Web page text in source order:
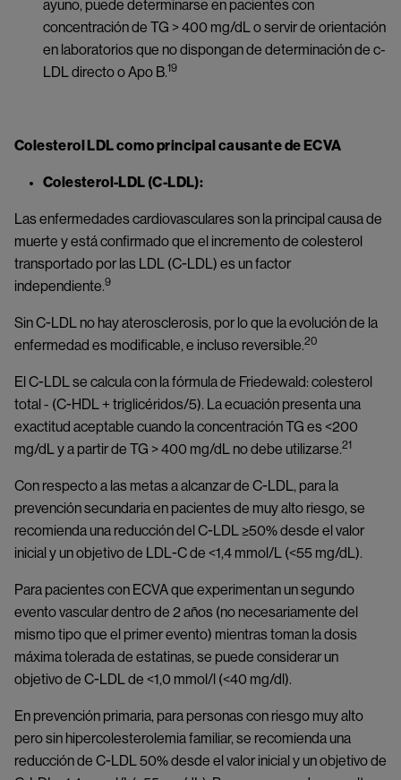
ayuno, puede determinarse en pacientes con
concentración de TG > 400 mg/dL o servir de orientación
en laboratorios que no dispongan de determinación de c-
LDL directo o Apo B.19
Colesterol LDL como principal causante de ECVA
Colesterol-LDL (C-LDL):
Las enfermedades cardiovasculares son la principal causa de
muerte y está confirmado que el incremento de colesterol
transportado por las LDL (C-LDL) es un factor
independiente.9
Sin C-LDL no hay aterosclerosis, por lo que la evolución de la
enfermedad es modificable, e incluso reversible.20
El C-LDL se calcula con la fórmula de Friedewald: colesterol
total - (C-HDL + triglicéridos/5). La ecuación presenta una
exactitud aceptable cuando la concentración TG es <200
mg/dL y a partir de TG > 400 mg/dL no debe utilizarse.21
Con respecto a las metas a alcanzar de C-LDL, para la
prevención secundaria en pacientes de muy alto riesgo, se
recomienda una reducción del C-LDL ≥50% desde el valor
inicial y un objetivo de LDL-C de <1,4 mmol/L (<55 mg/dL).
Para pacientes con ECVA que experimentan un segundo
evento vascular dentro de 2 años (no necesariamente del
mismo tipo que el primer evento) mientras toman la dosis
máxima tolerada de estatinas, se puede considerar un
objetivo de C-LDL de <1,0 mmol/l (<40 mg/dl).
En prevención primaria, para personas con riesgo muy alto
pero sin hipercolesterolemia familiar, se recomienda una
reducción de C-LDL 50% desde el valor inicial y un objetivo de